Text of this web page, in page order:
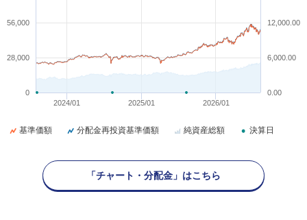
2024/01 2025/01 2026/01
0
28,000
56,000
0.00
6,000.00
12,000.00
基準価額 分配金再投資基準価額 純資産総額 決算日
「チャート・分配金」はこちら